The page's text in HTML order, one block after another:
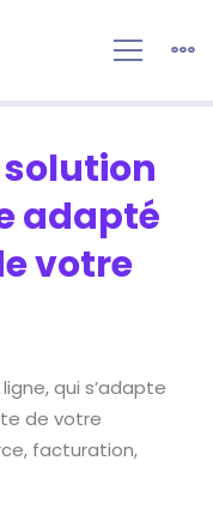
adapté
votre
qui s’adapte
de votre
facturation,